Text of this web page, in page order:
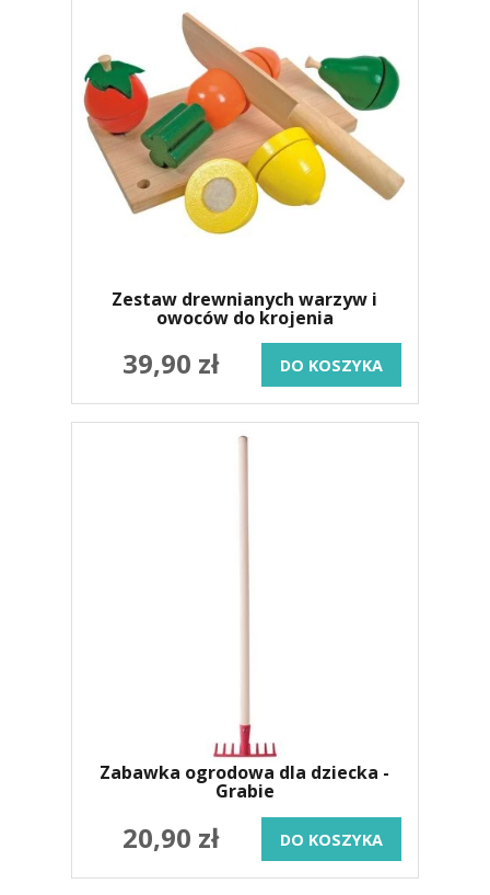
Zestaw drewnianych warzyw i
owoców do krojenia
39,90 zł DO KOSZYKA
Zabawka ogrodowa dla dziecka -
Grabie
20,90 zł DO KOSZYKA